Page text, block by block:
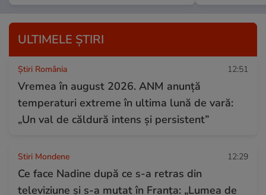
ULTIMELE ȘTIRI
Știri România 12:51
Vremea în august 2026. ANM anunță
temperaturi extreme în ultima lună de vară:
„Un val de căldură intens și persistent”
Stiri Mondene 12:29
Ce face Nadine după ce s-a retras din
televiziune și s-a mutat în Franța: „Lumea de